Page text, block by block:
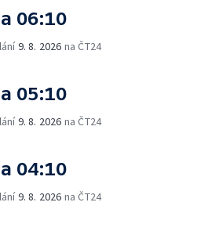
06:10
9. 8. 2026 na ČT24
05:10
9. 8. 2026 na ČT24
04:10
9. 8. 2026 na ČT24